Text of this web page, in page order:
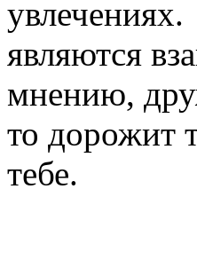
являются
мнению,
то дорожит
тебе.